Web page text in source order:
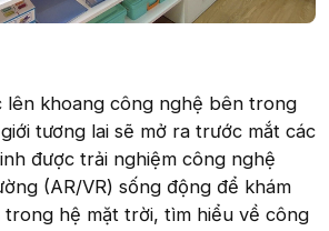
khoang công nghệ bên trong
tương lai sẽ mở ra trước mắt các
được trải nghiệm công nghệ
(AR/VR) sống động để khám
trong hệ mặt trời, tìm hiểu về công